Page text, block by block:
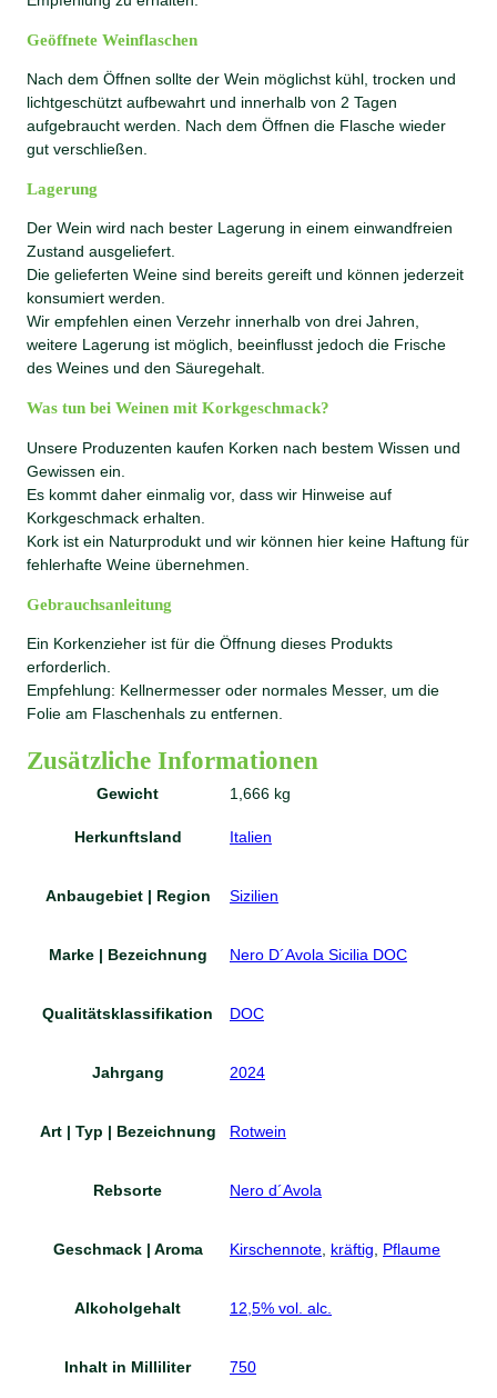
Geöffnete Weinflaschen
Nach dem Öffnen sollte der Wein möglichst kühl, trocken und
lichtgeschützt aufbewahrt und innerhalb von 2 Tagen
aufgebraucht werden. Nach dem Öffnen die Flasche wieder
gut verschließen.
Lagerung
Der Wein wird nach bester Lagerung in einem einwandfreien
Zustand ausgeliefert.
Die gelieferten Weine sind bereits gereift und können jederzeit
konsumiert werden.
Wir empfehlen einen Verzehr innerhalb von drei Jahren,
weitere Lagerung ist möglich, beeinflusst jedoch die Frische
des Weines und den Säuregehalt.
Was tun bei Weinen mit Korkgeschmack?
Unsere Produzenten kaufen Korken nach bestem Wissen und
Gewissen ein.
Es kommt daher einmalig vor, dass wir Hinweise auf
Korkgeschmack erhalten.
Kork ist ein Naturprodukt und wir können hier keine Haftung für
fehlerhafte Weine übernehmen.
Gebrauchsanleitung
Ein Korkenzieher ist für die Öffnung dieses Produkts
erforderlich.
Empfehlung: Kellnermesser oder normales Messer, um die
Folie am Flaschenhals zu entfernen.
Zusätzliche Informationen
Gewicht 1,666 kg
Herkunftsland Italien
Anbaugebiet | Region Sizilien
Marke | Bezeichnung Nero D´Avola Sicilia DOC
Qualitätsklassifikation DOC
Jahrgang 2024
Art | Typ | Bezeichnung Rotwein
Rebsorte Nero d´Avola
Geschmack | Aroma Kirschennote kräftig Pflaume
Alkoholgehalt 12,5% vol. alc.
Inhalt in Milliliter 750